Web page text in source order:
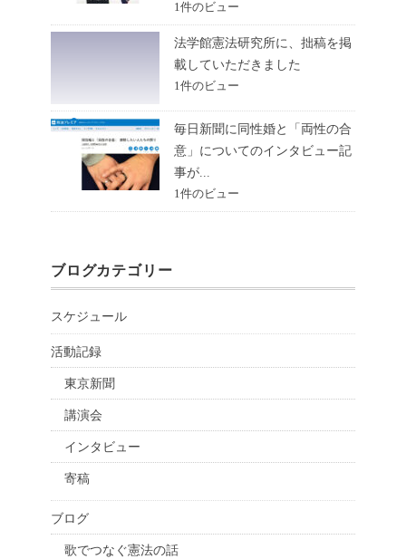
1件のビュー
法学館憲法研究所に、拙稿を掲
載していただきました
1件のビュー
毎日新聞に同性婚と「両性の合
意」についてのインタビュー記
事が...
1件のビュー
ブログカテゴリー
スケジュール
活動記録
東京新聞
講演会
インタビュー
寄稿
ブログ
歌でつなぐ憲法の話